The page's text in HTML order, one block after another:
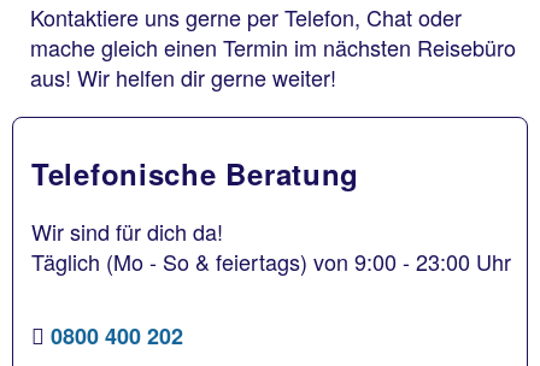
Kontaktiere uns gerne per Telefon, Chat oder
mache gleich einen Termin im nächsten Reisebüro
aus! Wir helfen dir gerne weiter!
Telefonische Beratung
Wir sind für dich da!
Täglich (Mo - So & feiertags) von 9:00 - 23:00 Uhr
0800 400 202